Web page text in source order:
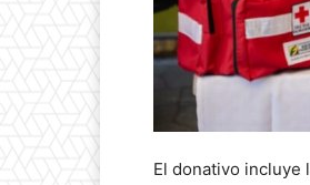
El donativo incluye